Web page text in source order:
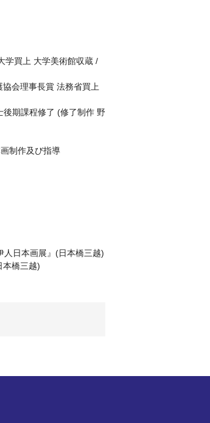
学買上 大学美術館収蔵 /
会理事長賞 法務省買上
後期課程修了 (修了制作 野
制作及び指導
人日本画展』(日本橋三越)
本橋三越)